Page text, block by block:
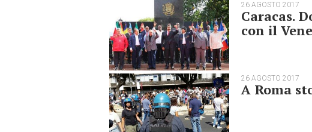
26 AGOSTO 2017
Caracas.
con il
26 AGOSTO 2017
A Roma